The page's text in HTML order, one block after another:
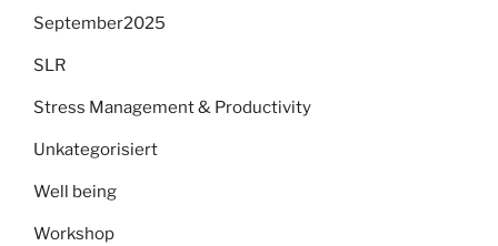
September2025
SLR
Stress Management & Productivity
Unkategorisiert
Well being
Workshop